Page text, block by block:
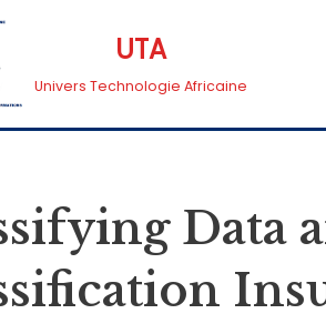
UTA
Univers Technologie Africaine
Data